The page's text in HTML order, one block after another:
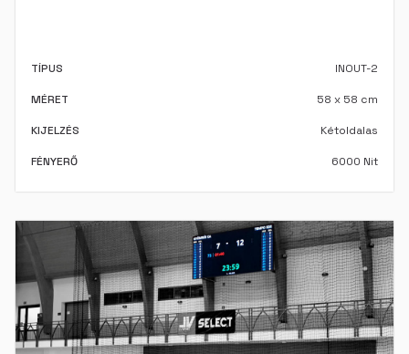
TÍPUS INOUT-2
MÉRET 58 x 58 cm
KIJELZÉS Kétoldalas
FÉNYERŐ 6000 Nit